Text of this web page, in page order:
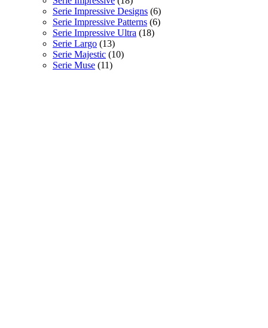
Serie Impressive Designs (6)
Serie Impressive Patterns (6)
Serie Impressive Ultra (18)
Serie Largo (13)
Serie Majestic (10)
Serie Muse (11)